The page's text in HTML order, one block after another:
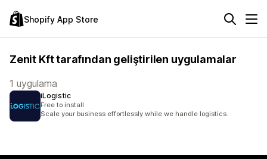
Shopify App Store
Zenit Kft tarafından geliştirilen uygulamalar
1 uygulama
iLogistic
Free to install
Scale your business effortlessly while we handle logistics.